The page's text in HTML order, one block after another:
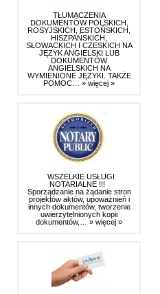
TŁUMACZENIA
DOKUMENTÓW POLSKICH,
ROSYJSKICH, ESTOŃSKICH,
HISZPAŃSKICH,
SŁOWACKICH I CZESKICH NA
JĘZYK ANGIELSKI LUB
DOKUMENTÓW
ANGIELSKICH NA
WYMIENIONE JĘZYKI. TAKŻE
POMOC… » więcej »
WSZELKIE USŁUGI
NOTARIALNE !!!
Sporządzanie na żądanie stron
projektów aktów, upoważnień i
innych dokumentów, tworzenie
uwierzytelnionych kopii
dokumentów,… » więcej »